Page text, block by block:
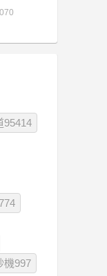
95414
機997